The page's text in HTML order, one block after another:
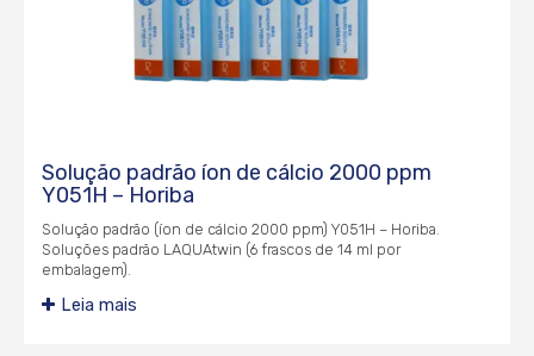
Solução padrão íon de cálcio 2000 ppm
Y051H – Horiba
Solução padrão (íon de cálcio 2000 ppm) Y051H – Horiba.
Soluções padrão LAQUAtwin (6 frascos de 14 ml por
embalagem).
Leia mais